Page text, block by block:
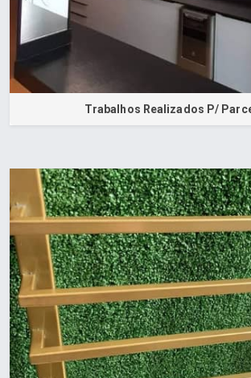
Trabalhos Realizados P/